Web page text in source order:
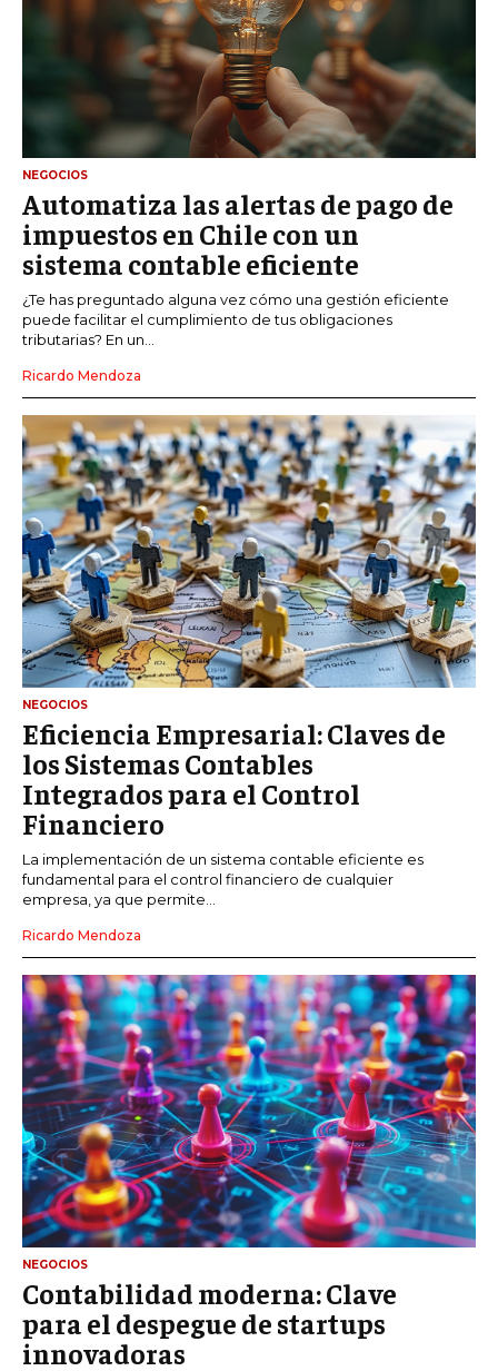
NEGOCIOS
Automatiza las alertas de pago de
impuestos en Chile con un
sistema contable eficiente
¿Te has preguntado alguna vez cómo una gestión eficiente
puede facilitar el cumplimiento de tus obligaciones
tributarias? En un...
Ricardo Mendoza
NEGOCIOS
Eficiencia Empresarial: Claves de
los Sistemas Contables
Integrados para el Control
Financiero
La implementación de un sistema contable eficiente es
fundamental para el control financiero de cualquier
empresa, ya que permite...
Ricardo Mendoza
NEGOCIOS
Contabilidad moderna: Clave
para el despegue de startups
innovadoras